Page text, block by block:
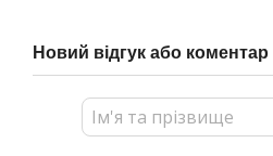
Новий відгук або коментар